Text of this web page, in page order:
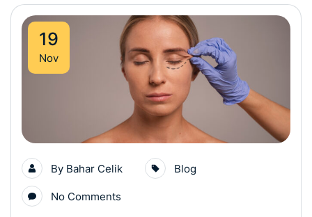
19
Nov
By Bahar Celik Blog
No Comments